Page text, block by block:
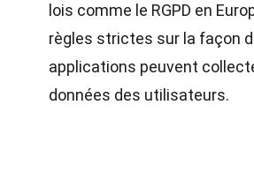
lois comme le RGPD en
règles strictes sur la façon
applications peuvent
données des utilisateurs.